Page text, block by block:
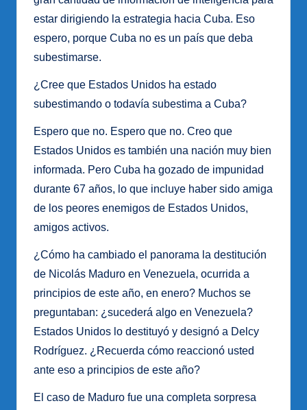
estar dirigiendo la estrategia hacia Cuba. Eso
espero, porque Cuba no es un país que deba
subestimarse.
¿Cree que Estados Unidos ha estado
subestimando o todavía subestima a Cuba?
Espero que no. Espero que no. Creo que
Estados Unidos es también una nación muy bien
informada. Pero Cuba ha gozado de impunidad
durante 67 años, lo que incluye haber sido amiga
de los peores enemigos de Estados Unidos,
amigos activos.
¿Cómo ha cambiado el panorama la destitución
de Nicolás Maduro en Venezuela, ocurrida a
principios de este año, en enero? Muchos se
preguntaban: ¿sucederá algo en Venezuela?
Estados Unidos lo destituyó y designó a Delcy
Rodríguez. ¿Recuerda cómo reaccionó usted
ante eso a principios de este año?
El caso de Maduro fue una completa sorpresa